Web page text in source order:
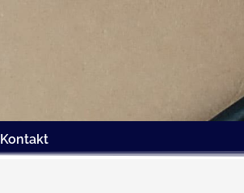
Kontakt